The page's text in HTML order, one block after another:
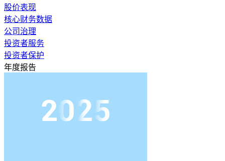
股价表现
核心财务数据
公司治理
投资者服务
投资者保护
年度报告